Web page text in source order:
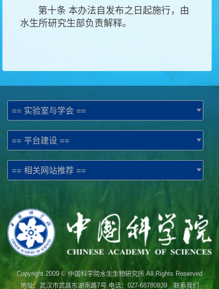
第十条 本办法自发布之日起施行，由
水生所研究生部负责解释。
== 实验室与学会 ==
== 平台建设 ==
== 相关网站推荐 ==
Copyright 2009 © 中国科学院水生生物研究所 All Rights Reserved
地址：武汉市武昌东湖南路7号 电话：027-68780839 联系我们